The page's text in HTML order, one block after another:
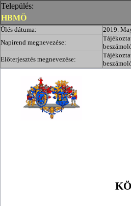
Település:
HBMÖ
Ülés dátuma:
2019.
Napirend megnevezése:
Előterjesztés megnevezése: